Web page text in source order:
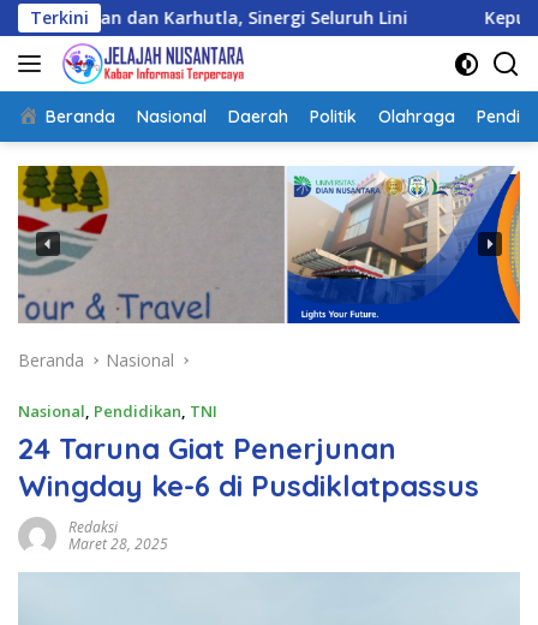
Langsung
ke
konten
Terkini
dan Karhutla, Sinergi Seluruh Lini Kepulangan
Beranda Nasional Daerah Politik Olahraga
Beranda Nasional
Nasional, Pendidikan, TNI
24 Taruna Giat Penerjunan
Wingday ke-6 di Pusdiklatpassus
Redaksi
Maret 28, 2025